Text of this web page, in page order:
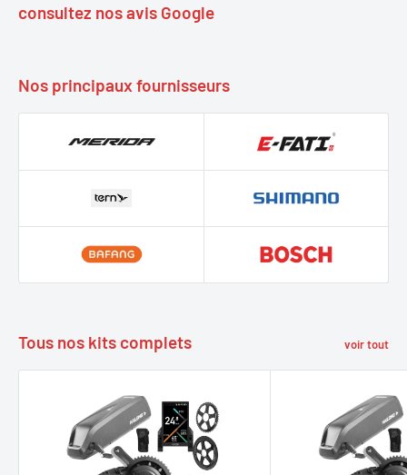
consultez nos avis Google
Nos principaux fournisseurs
Tous nos kits complets voir tout